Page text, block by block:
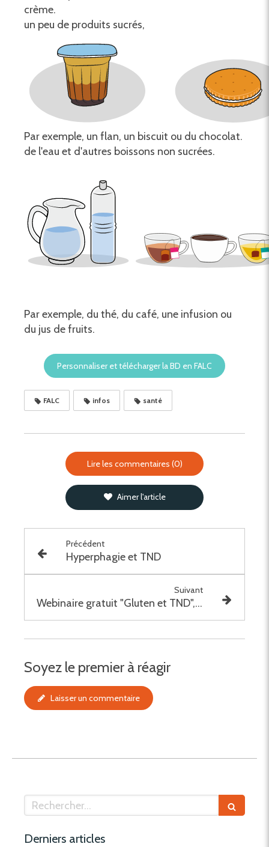
crème.
un peu de produits sucrés,
Par exemple, un flan, un biscuit ou du chocolat.
de l'eau et d'autres boissons non sucrées.
Par exemple, du thé, du café, une infusion ou
du jus de fruits.
Personnaliser et télécharger la BD en FALC
FALC infos santé
Lire les commentaires (0)
Aimer l'article
Précédent
Hyperphagie et TND
Suivant
Webinaire gratuit "Gluten et TND", le 11 février 2026 à 18h30
Soyez le premier à réagir
Laisser un commentaire
Rechercher
Derniers articles